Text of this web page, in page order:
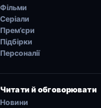
Фільми
Серіали
Прем’єри
Підбірки
Персоналії
Читати й обговорювати
Новини